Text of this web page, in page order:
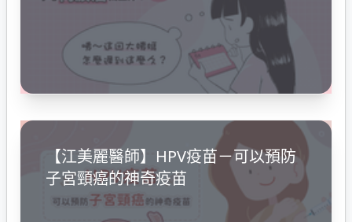
【江美麗醫師】HPV疫苗－可以預防
子宮頸癌的神奇疫苗